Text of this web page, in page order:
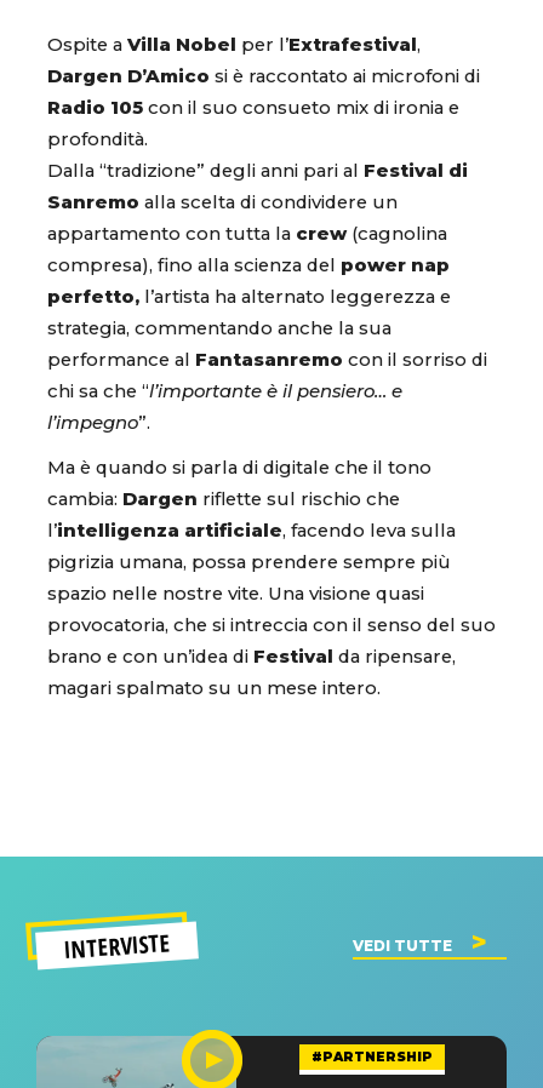
Ospite a Villa Nobel per l’Extrafestival,
Dargen D’Amico si è raccontato ai microfoni di
Radio 105 con il suo consueto mix di ironia e
profondità.
Dalla “tradizione” degli anni pari al Festival di
Sanremo alla scelta di condividere un
appartamento con tutta la crew(cagnolina
compresa), fino alla scienza del power nap
perfetto, l’artista ha alternato leggerezza e
strategia, commentando anche la sua
performance al Fantasanremo con il sorriso di
chi sa che “l’importante è il pensiero… e
l’impegno”.
Ma è quando si parla di digitale che il tono
cambia: Dargen riflette sul rischio che
l’intelligenza artificiale, facendo leva sulla
pigrizia umana, possa prendere sempre più
spazio nelle nostre vite. Una visione quasi
provocatoria, che si intreccia con il senso del suo
brano e con un’idea di Festival da ripensare,
magari spalmato su un mese intero.
INTERVISTE VEDI TUTTE
#PARTNERSHIP